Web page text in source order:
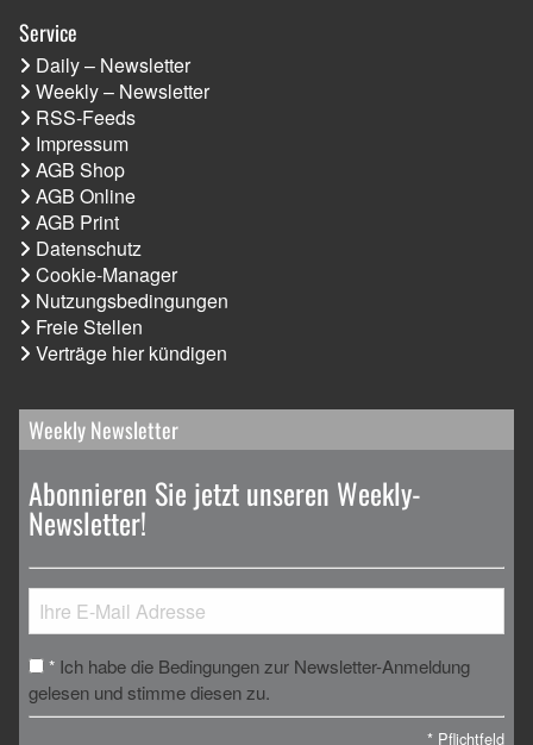
Service
Daily – Newsletter
Weekly – Newsletter
RSS-Feeds
Impressum
AGB Shop
AGB Online
AGB Print
Datenschutz
Cookie-Manager
Nutzungsbedingungen
Freie Stellen
Verträge hier kündigen
Weekly Newsletter
Abonnieren Sie jetzt unseren Weekly-
Newsletter!
* Ich habe die Bedingungen zur Newsletter-Anmeldung
gelesen und stimme diesen zu.
* Pflichtfeld